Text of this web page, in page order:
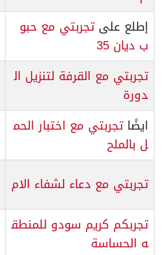
إطلع علىتجربتي مع حبو
ب ديان 35
تجربتي مع القرفة لتنزيل ال
دورة
ايضًاتجربتي مع اختبار الحم
ل بالملح
تجربتي مع دعاء لشفاء الام
تجربكم كريم سودو للمنطق
ه الحساسة